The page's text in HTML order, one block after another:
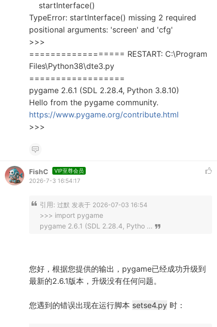
startInterface()
TypeError: startInterface() missing 2 required
positional arguments: 'screen' and 'cfg'
>>>
================== RESTART: C:\Program
Files\Python38\dte3.py
==================
pygame 2.6.1 (SDL 2.28.4, Python 3.8.10)
Hello from the pygame community.
https://www.pygame.org/contribute.html
>>>
FishC VIP至尊会员
2026-7-3 16:54:17
引用: 过默 发表于 2026-07-03 16:54
>>> import pygame
pygame 2.6.1 (SDL 2.28.4, Pytho ...
您好，根据您提供的输出，pygame已经成功升级到
最新的2.6.1版本，升级没有任何问题。
您遇到的错误出现在运行脚本 setse4.py 时：